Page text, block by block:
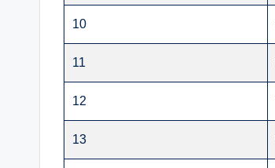
10
11
12
13